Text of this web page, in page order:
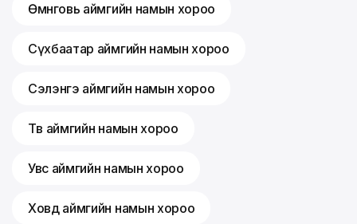
Өмнөговь аймгийн намын хороо
Сүхбаатар аймгийн намын хороо
Сэлэнгэ аймгийн намын хороо
Төв аймгийн намын хороо
Увс аймгийн намын хороо
Ховд аймгийн намын хороо